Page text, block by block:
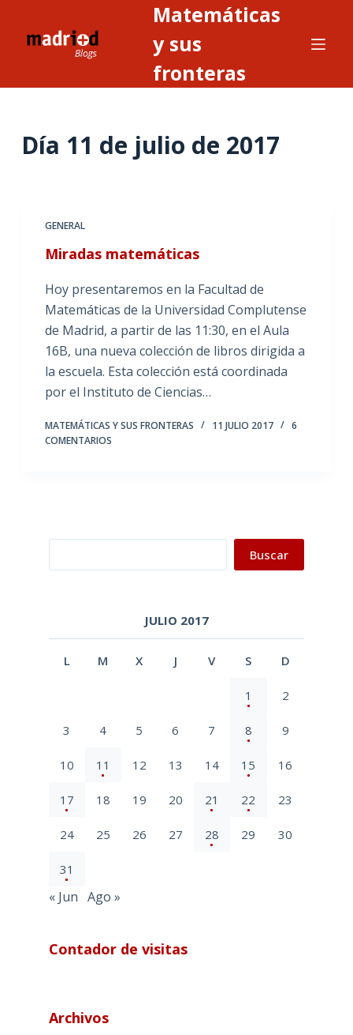
Matemáticas
y sus
fronteras
Día 11 de julio de 2017
GENERAL
Miradas matemáticas
Hoy presentaremos en la Facultad de
Matemáticas de la Universidad Complutense
de Madrid, a partir de las 11:30, en el Aula
16B, una nueva colección de libros dirigida a
la escuela. Esta colección está coordinada
por el Instituto de Ciencias…
MATEMÁTICAS Y SUS FRONTERAS 11 JULIO 2017
6
COMENTARIOS
Buscar
JULIO 2017
L M X J V S D
1 2
3 4 5 6 7 8 9
10 11 12 13 14 15 16
17 18 19 20 21 22 23
24 25 26 27 28 29 30
31
« Jun Ago »
Contador de visitas
Archivos